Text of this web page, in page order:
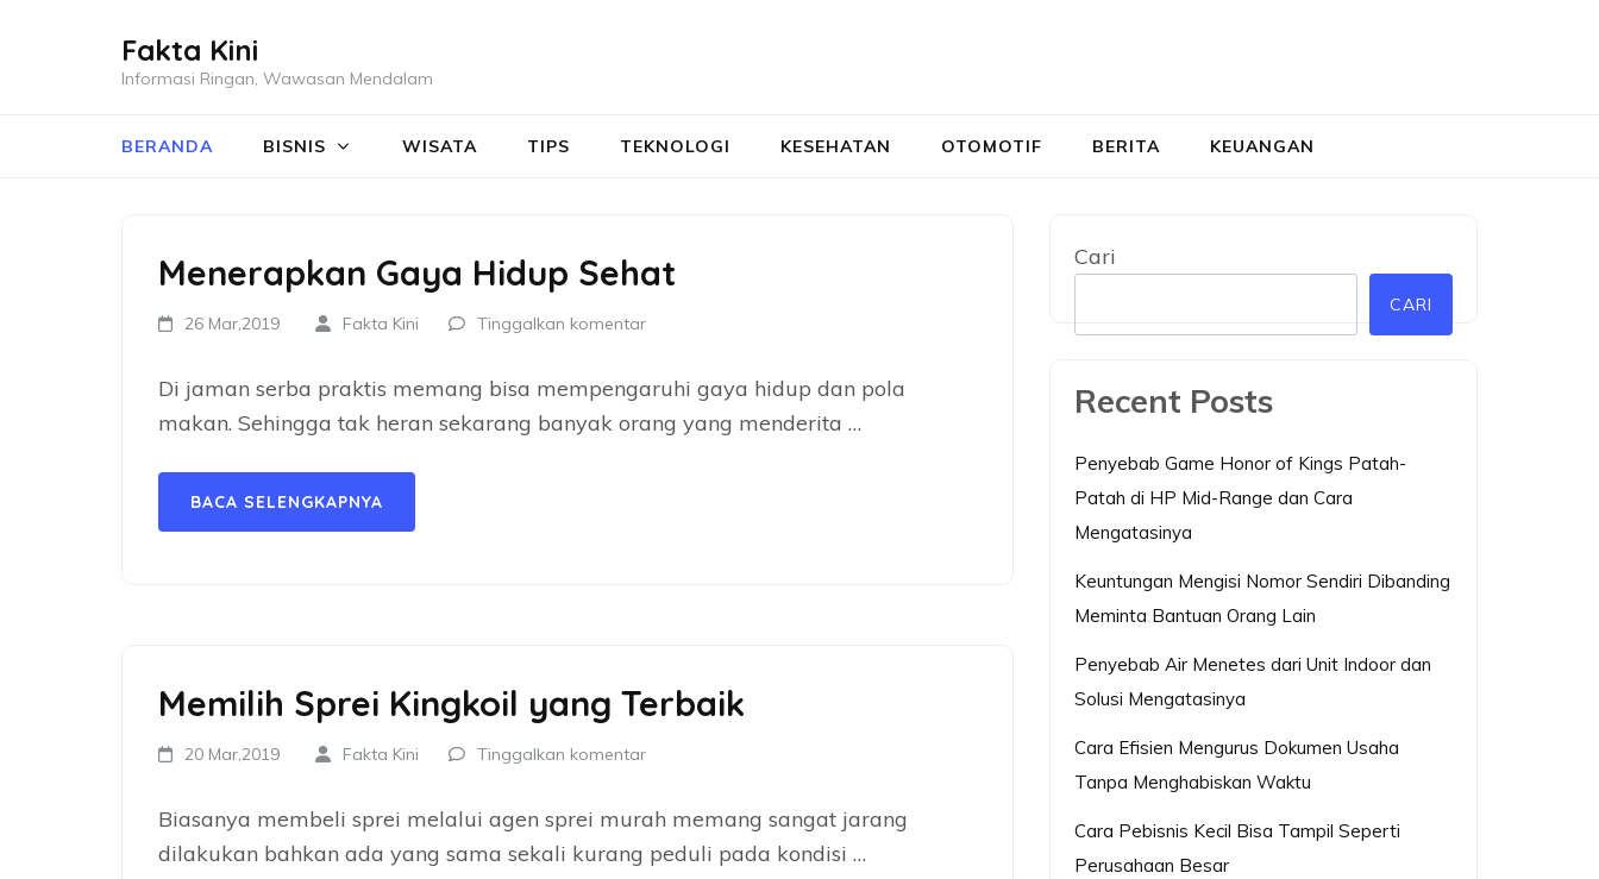
Fakta Kini
Informasi Ringan, Wawasan Mendalam
BERANDA BISNIS WISATA TIPS TEKNOLOGI KESEHATAN OTOMOTIF BERITA KEUANGAN
Menerapkan Gaya Hidup Sehat
26 Mar,2019 Fakta Kini Tinggalkan komentar
Di jaman serba praktis memang bisa mempengaruhi gaya hidup dan pola
makan. Sehingga tak heran sekarang banyak orang yang menderita …
BACA SELENGKAPNYA
Memilih Sprei Kingkoil yang Terbaik
20 Mar,2019 Fakta Kini Tinggalkan komentar
Biasanya membeli sprei melalui agen sprei murah memang sangat jarang
dilakukan bahkan ada yang sama sekali kurang peduli pada kondisi …
Cari
CARI
Recent Posts
Penyebab Game Honor of Kings Patah-
Patah di HP Mid-Range dan Cara
Mengatasinya
Keuntungan Mengisi Nomor Sendiri Dibanding
Meminta Bantuan Orang Lain
Penyebab Air Menetes dari Unit Indoor dan
Solusi Mengatasinya
Cara Efisien Mengurus Dokumen Usaha
Tanpa Menghabiskan Waktu
Cara Pebisnis Kecil Bisa Tampil Seperti
Perusahaan Besar